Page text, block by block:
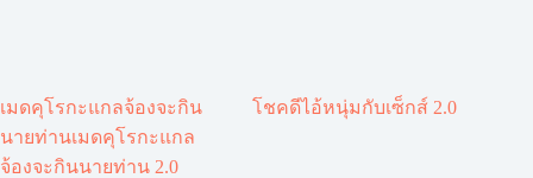
เมดคุโรกะแกลจ้องจะกิน
นายท่านเมดคุโรกะแกล
จ้องจะกินนายท่าน 2.0
โชคดีไอ้หนุ่มกับเซ็กส์ 2.0